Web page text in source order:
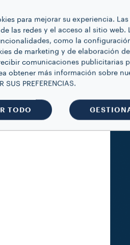
La
para mejorar su experiencia.
las redes y el acceso al sitio
como la
de marketing y de elaboración
comunicaciones publicitarias
obtener más información sobre
PREFERENCIAS.
TODO